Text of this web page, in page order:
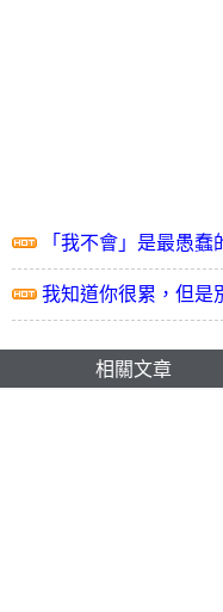
「我不會」是最愚蠢
我知道你很累，但是
相關文章